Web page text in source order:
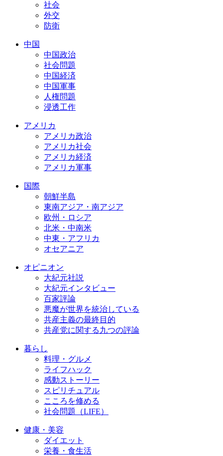
社会
外交
防衛
中国
中国政治
社会問題
中国経済
中国軍事
人権問題
浸透工作
アメリカ
アメリカ政治
アメリカ社会
アメリカ経済
アメリカ軍事
国際
朝鮮半島
東南アジア・南アジア
欧州・ロシア
北米・中南米
中東・アフリカ
オセアニア
オピニオン
大紀元社説
大紀元インタビュー
百家評論
悪魔が世界を統治している
共産主義の最終目的
共産党に関する九つの評論
暮らし
料理・グルメ
ライフハック
感動ストーリー
スピリチュアル
こころを修める
社会問題（LIFE）
健康・美容
ダイエット
栄養・食生活